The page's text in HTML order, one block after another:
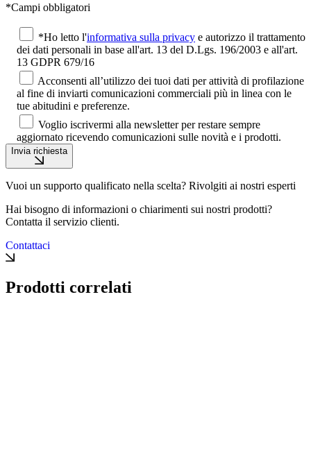
*Campi obbligatori
*Ho letto l'informativa sulla privacy e autorizzo il trattamento
dei dati personali in base all'art. 13 del D.Lgs. 196/2003 e all'art.
13 GDPR 679/16
Acconsenti all’utilizzo dei tuoi dati per attività di profilazione
al fine di inviarti comunicazioni commerciali più in linea con le
tue abitudini e preferenze.
Voglio iscrivermi alla newsletter per restare sempre
aggiornato ricevendo comunicazioni sulle novità e i prodotti.
Invia richiesta
Vuoi un supporto qualificato nella scelta? Rivolgiti ai nostri esperti
Hai bisogno di informazioni o chiarimenti sui nostri prodotti?
Contatta il servizio clienti.
Contattaci
Prodotti correlati